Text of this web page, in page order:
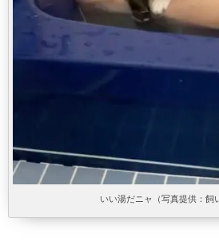
いい湯だニャ（写真提供：飼